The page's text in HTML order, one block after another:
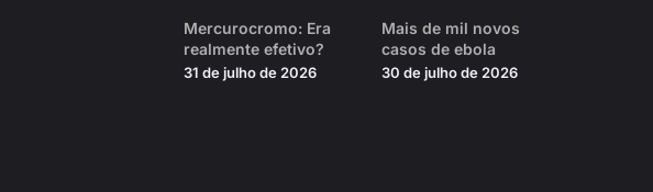
Mercurocromo: Era
realmente efetivo?
31 de julho de 2026
Mais de mil novos
casos de ebola
30 de julho de 2026